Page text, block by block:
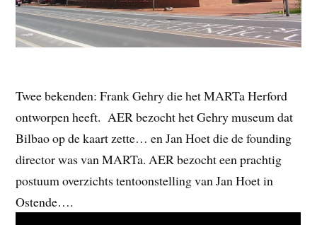
Twee bekenden: Frank Gehry die het MARTa Herford
ontworpen heeft. AER bezocht het Gehry museum dat
Bilbao op de kaart zette… en Jan Hoet die de founding
director was van MARTa. AER bezocht een prachtig
postuum overzichts tentoonstelling van Jan Hoet in
Ostende….